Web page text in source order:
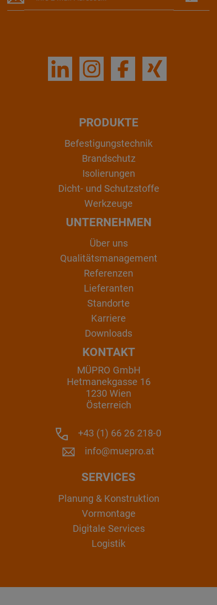
PRODUKTE
Befestigungstechnik
Brandschutz
Isolierungen
Dicht- und Schutzstoffe
Werkzeuge
UNTERNEHMEN
Über uns
Qualitätsmanagement
Referenzen
Lieferanten
Standorte
Karriere
Downloads
KONTAKT
MÜPRO GmbH
Hetmanekgasse 16
1230 Wien
Österreich
+43 (1) 66 26 218-0
info@muepro.at
SERVICES
Planung & Konstruktion
Vormontage
Digitale Services
Logistik